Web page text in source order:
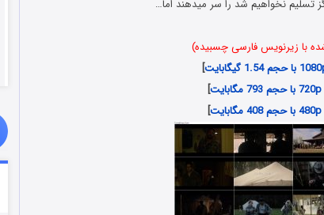
تسلیم نخواهیم شد را سر میدهند اما…
با زیرنویس فارسی چسبیده)
]
]
]